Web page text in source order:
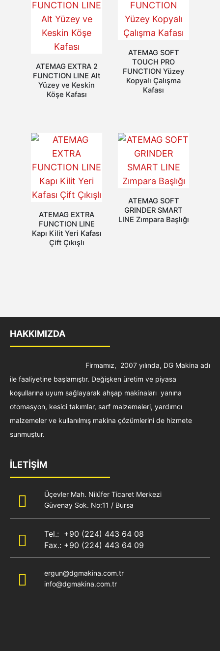
ATEMAG EXTRA 2
FUNCTION LINE Alt
Yüzey ve Keskin
Köşe Kafası
ATEMAG SOFT
TOUCH PRO
FUNCTION Yüzey
Kopyalı Çalışma
Kafası
ATEMAG EXTRA
FUNCTION LINE
Kapı Kilit Yeri Kafası
Çift Çıkışlı
ATEMAG SOFT
GRINDER SMART
LINE Zımpara Başlığı
HAKKIMIZDA
Firmamız, 2007 yılında, DG Makina adı
ile faaliyetine başlamıştır. Değişken üretim ve piyasa
koşullarına uyum sağlayarak ahşap makinaları yanına
otomasyon, kesici takımlar, sarf malzemeleri, yardımcı
malzemeler ve kullanılmış makina çözümlerini de hizmete
sunmuştur.
İLETİŞİM
Üçevler Mah. Nilüfer Ticaret Merkezi
Güvenay Sok. No:11 / Bursa
Tel.: +90 (224) 443 64 08
Fax.: +90 (224) 443 64 09
ergun@dgmakina.com.tr
info@dgmakina.com.tr